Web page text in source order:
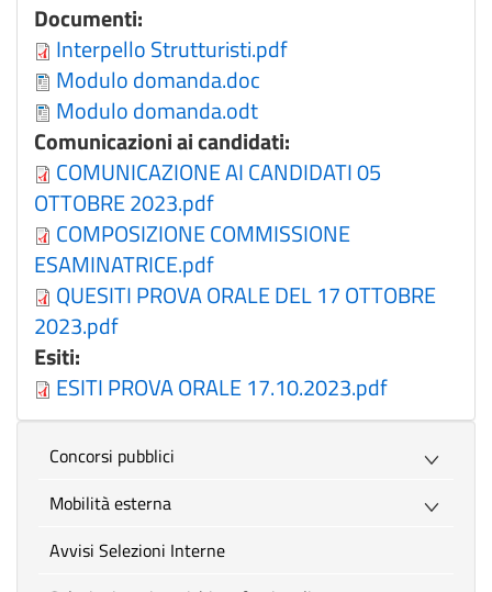
Documenti:
Interpello Strutturisti.pdf
Modulo domanda.doc
Modulo domanda.odt
Comunicazioni ai candidati:
COMUNICAZIONE AI CANDIDATI 05
OTTOBRE 2023.pdf
COMPOSIZIONE COMMISSIONE
ESAMINATRICE.pdf
QUESITI PROVA ORALE DEL 17 OTTOBRE
2023.pdf
Esiti:
ESITI PROVA ORALE 17.10.2023.pdf
Concorsi pubblici
Mobilità esterna
Avvisi Selezioni Interne